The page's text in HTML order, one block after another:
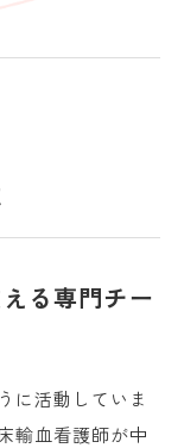
る専門チー
に活動していま
輸血看護師が中